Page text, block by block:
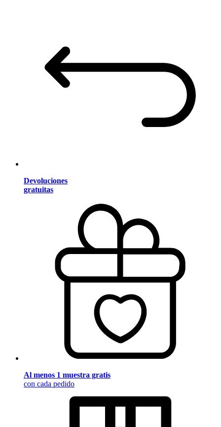
Devoluciones
gratuitas
Al menos 1 muestra gratis
con cada pedido